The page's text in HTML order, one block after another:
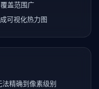
盖范围广
可视化热力图
精确到像素级别